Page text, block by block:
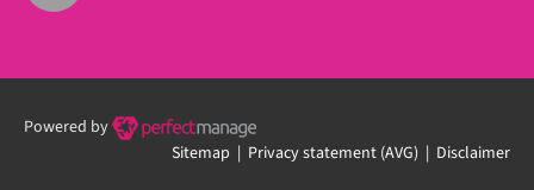
Powered by
| Disclaimer
Privacy statement (AVG)
Sitemap |